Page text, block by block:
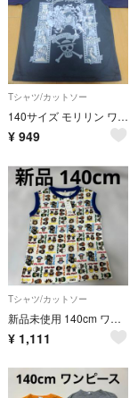
Tシャツ/カットソー
140サイズ モリリン ワンピース ルフィ 麦わらの一味 半袖Ｔシャツ
¥ 949
Tシャツ/カットソー
新品未使用 140cm ワンピース アニメ 男の子 タンクトップ キャラクター
¥ 1,111